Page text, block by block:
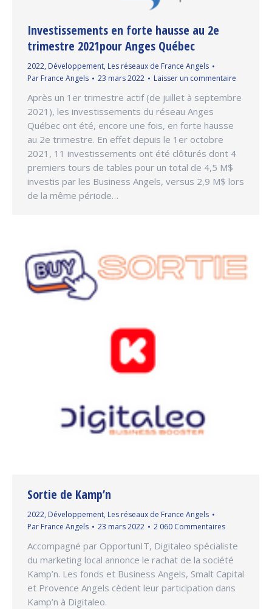
Investissements en forte hausse au 2e
trimestre 2021pour Anges Québec
2022, Développement, Les réseaux de France Angels
Par France Angels 23 mars 2022 Laisser un commentaire
Après un 1er trimestre actif (de juillet à septembre
2021), les investissements du réseau Anges
Québec ont été, encore une fois, en forte hausse
au 2e trimestre. En effet depuis le 1er octobre
2021, 11 investissements ont été clôturés dont 4
premiers tours de tables pour un total de 4,5 M$
investis par les Business Angels, versus 2,9 M$ lors
de la même période…
Sortie de Kamp’n
2022, Développement, Les réseaux de France Angels
Par France Angels 23 mars 2022 2 060 Commentaires
Accompagné par OpportunIT, Digitaleo spécialiste
du marketing local annonce le rachat de la société
Kamp’n. Les fonds et Business Angels, Smalt Capital
et Provence Angels cèdent leur participation dans
Kamp’n à Digitaleo.